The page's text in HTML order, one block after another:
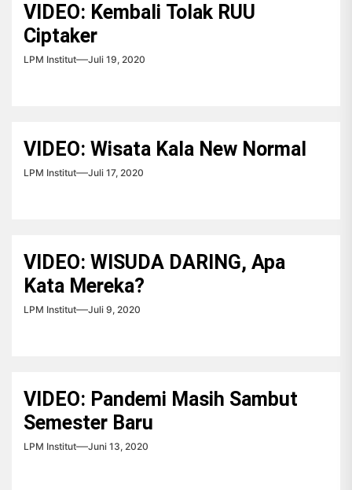
VIDEO: Kembali Tolak RUU
Ciptaker
LPM Institut Juli 19, 2020
VIDEO: Wisata Kala New Normal
LPM Institut Juli 17, 2020
VIDEO: WISUDA DARING, Apa
Kata Mereka?
LPM Institut Juli 9, 2020
VIDEO: Pandemi Masih Sambut
Semester Baru
LPM Institut Juni 13, 2020